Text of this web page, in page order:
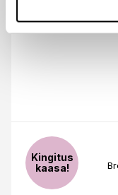
Kingitus
kaasa!